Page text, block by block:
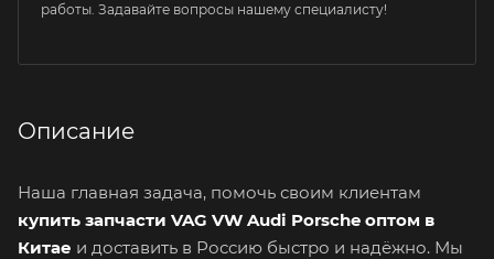
работы. Задавайте вопросы нашему специалисту!
Описание
Наша главная задача, помочь своим клиентам
купить запчасти VAG VW Audi Porsche оптом в
Китае и доставить в Россию быстро и надёжно. Мы